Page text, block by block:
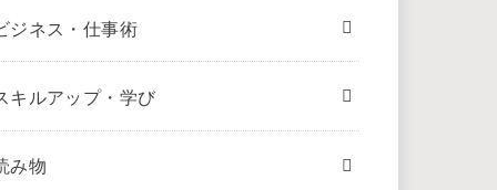
ジネス・仕事術
キルアップ・学び
み物